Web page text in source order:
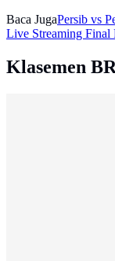
Baca JugaPersib vs
Live Streaming Final
Klasemen